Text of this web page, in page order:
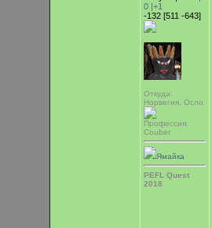
0 |+1
-132 [511 -643]
Откуда:
Норвегия, Осло
Профессия:
Couber
Ямайка
PEFL Quest
2018